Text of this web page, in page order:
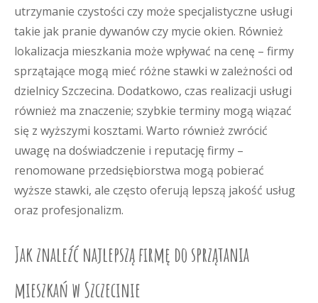
utrzymanie czystości czy może specjalistyczne usługi
takie jak pranie dywanów czy mycie okien. Również
lokalizacja mieszkania może wpływać na cenę – firmy
sprzątające mogą mieć różne stawki w zależności od
dzielnicy Szczecina. Dodatkowo, czas realizacji usługi
również ma znaczenie; szybkie terminy mogą wiązać
się z wyższymi kosztami. Warto również zwrócić
uwagę na doświadczenie i reputację firmy –
renomowane przedsiębiorstwa mogą pobierać
wyższe stawki, ale często oferują lepszą jakość usług
oraz profesjonalizm.
Jak znaleźć najlepszą firmę do sprzątania
mieszkań w Szczecinie